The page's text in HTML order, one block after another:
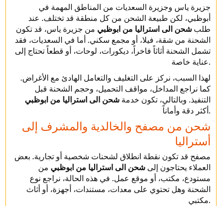
جزيرة ياس وجزيرة السعديات من المناطق المهمة في
أبوظبي، لكن طبيعة الشحن من كل منطقة قد تختلف. عند
طلب شحن الى استراليا من ابوظبي من جزيرة ياس، قد تكون
الشحنة من شقة، فيلا، أو مجمع سكني. أما في السعديات، فقد
تشمل الشحنة أثاثاً فاخراً، ديكورات، لوحات، أو قطعاً تحتاج إلى
عناية خاصة.
لهذا السبب، نركز على التغليف والتعامل الهادئ مع الأغراض.
كما نراجع المداخل، مواقف التحميل، وحجم الشحنة قبل
التنفيذ. وبالتالي، تكون خدمة شحن الى استراليا من ابوظبي
أكثر دقة وأماناً.
شحن من مصفح والخالدية والمشرف إلى
أستراليا
مصفح قد تكون نقطة انطلاق لشحنات شخصية أو تجارية. بعض
العملاء يحتاجون إلى شحن الى استراليا من ابوظبي من
مستودع، مكتب، أو موقع عمل. في هذه الحالة، نراجع نوع
الشحنة وهل تحتوي على معدات، مستندات، أجهزة، أو أثاث
مكتبي.